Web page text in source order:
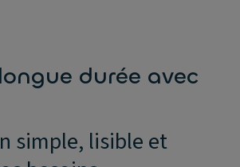
durée avec
simple, lisible et